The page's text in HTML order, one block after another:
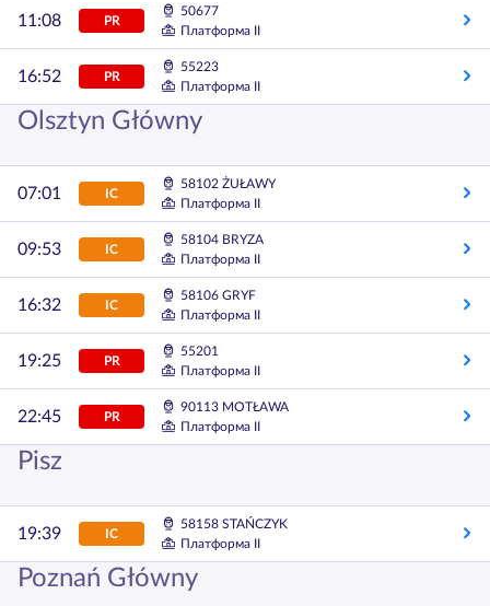
11:08 PR
50677
Платформа II
16:52 PR
55223
Платформа II
Olsztyn Główny
07:01 IC
58102 ŻUŁAWY
Платформа II
09:53 IC
58104 BRYZA
Платформа II
16:32 IC
58106 GRYF
Платформа II
19:25 PR
55201
Платформа II
22:45 PR
90113 MOTŁAWA
Платформа II
Pisz
19:39 IC
58158 STAŃCZYK
Платформа II
Poznań Główny